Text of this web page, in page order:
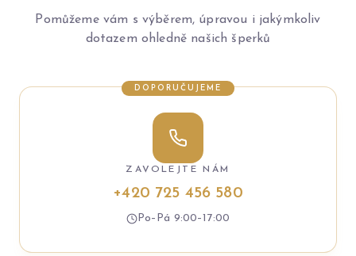
Pomůžeme vám s výběrem, úpravou i jakýmkoliv
dotazem ohledně našich šperků
DOPORUČUJEME
ZAVOLEJTE NÁM
+420 725 456 580
Po–Pá 9:00–17:00